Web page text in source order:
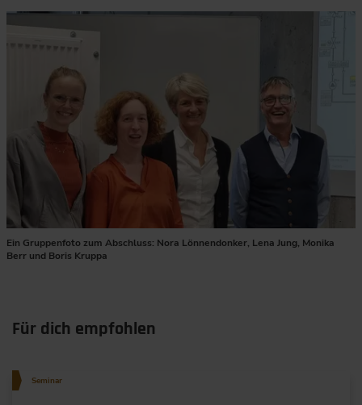
Ein Gruppenfoto zum Abschluss: Nora Lönnendonker, Lena Jung, Monika
Berr und Boris Kruppa
Für dich empfohlen
Seminar